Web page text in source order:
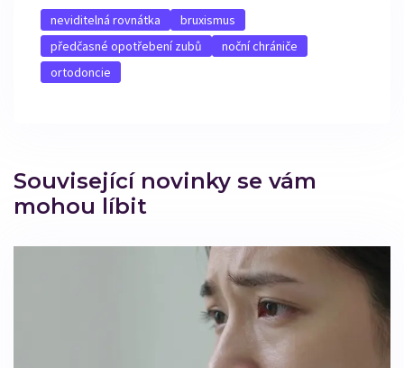
neviditelná rovnátka
bruxismus
předčasné opotřebení zubů
noční chrániče
ortodoncie
Související novinky se vám
mohou líbit